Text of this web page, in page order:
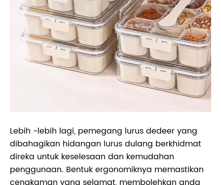
Lebih -lebih lagi, pemegang lurus dedeer yang
dibahagikan hidangan lurus dulang berkhidmat
direka untuk keselesaan dan kemudahan
penggunaan. Bentuk ergonomiknya memastikan
cengkaman yang selamat, membolehkan anda